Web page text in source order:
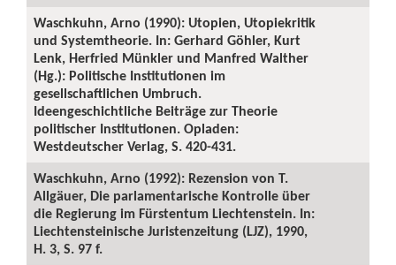
Waschkuhn, Arno (1990): Utopien, Utopiekritik
und Systemtheorie. In: Gerhard Göhler, Kurt
Lenk, Herfried Münkler und Manfred Walther
(Hg.): Politische Institutionen im
gesellschaftlichen Umbruch.
Ideengeschichtliche Beiträge zur Theorie
politischer Institutionen. Opladen:
Westdeutscher Verlag, S. 420-431.
Waschkuhn, Arno (1992): Rezension von T.
Allgäuer, Die parlamentarische Kontrolle über
die Regierung im Fürstentum Liechtenstein. In:
Liechtensteinische Juristenzeitung (LJZ), 1990,
H. 3, S. 97 f.